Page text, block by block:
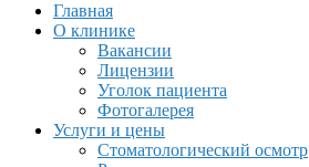
Главная
О клинике
Вакансии
Лицензии
Уголок пациента
Фотогалерея
Услуги и цены
Стоматологический осмотр